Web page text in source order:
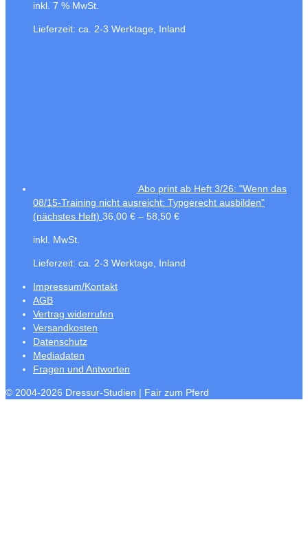
inkl. 7 % MwSt.
Lieferzeit: ca. 2-3 Werktage, Inland
Abo print ab Heft 3/26: "Wenn das
08/15-Training nicht ausreicht: Typgerecht ausbilden"
(nächstes Heft) 36,00 € – 58,50 €
inkl. MwSt.
Lieferzeit: ca. 2-3 Werktage, Inland
Impressum/Kontakt
AGB
Vertrag widerrufen
Versandkosten
Datenschutz
Mediadaten
Fragen und Antworten
© 2004-2026 Dressur-Studien | Fair zum Pferd